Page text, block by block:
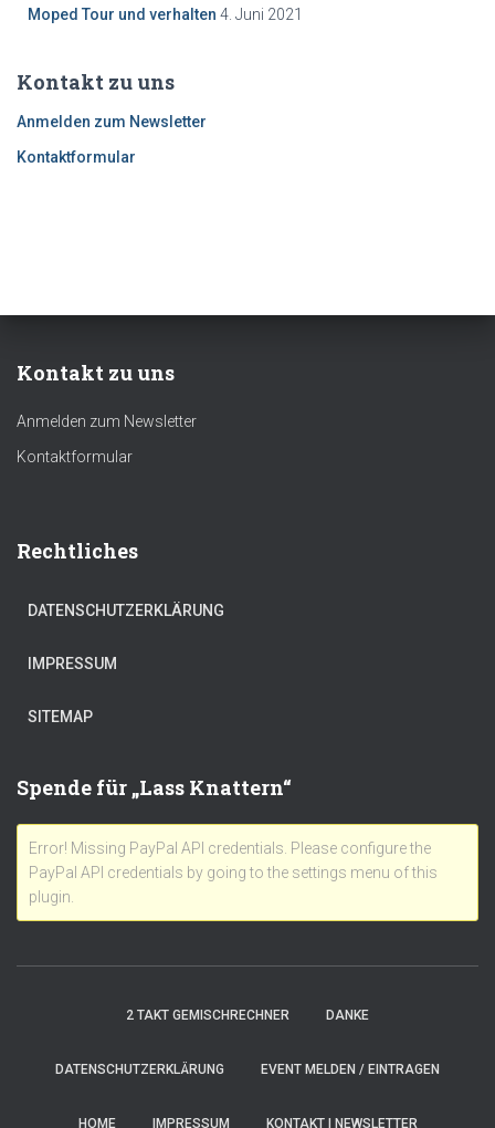
Moped Tour und verhalten 4. Juni 2021
Kontakt zu uns
Anmelden zum Newsletter
Kontaktformular
Kontakt zu uns
Anmelden zum Newsletter
Kontaktformular
Rechtliches
DATENSCHUTZERKLÄRUNG
IMPRESSUM
SITEMAP
Spende für „Lass Knattern“
Error! Missing PayPal API credentials. Please configure the
PayPal API credentials by going to the settings menu of this
plugin.
2 TAKT GEMISCHRECHNER DANKE
DATENSCHUTZERKLÄRUNG EVENT MELDEN / EINTRAGEN
HOME IMPRESSUM KONTAKT | NEWSLETTER